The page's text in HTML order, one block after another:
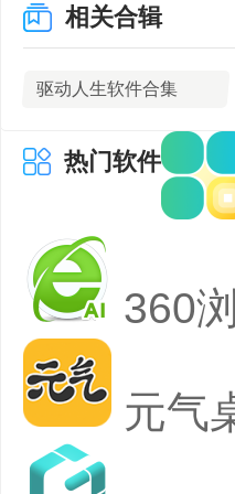
相关合辑
驱动人生软件合集
热门软件
360
元气